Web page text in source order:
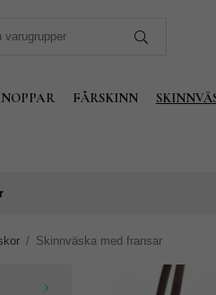
FÅRSKINN
/ Skinnväska med fransar